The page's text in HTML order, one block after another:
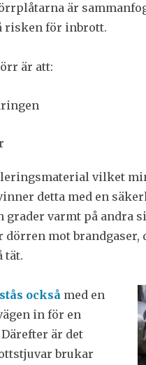
är
risken för inbrott.
är att:
vilket
detta med en
grader varmt på andra
mot
tät.
också med en
in för en
är det
brukar